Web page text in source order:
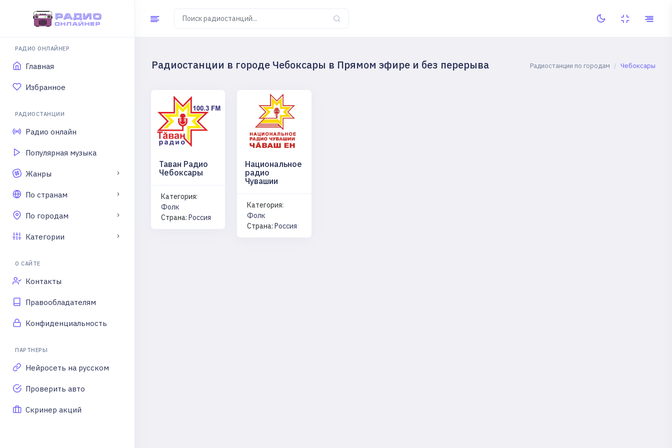
РАДИО ОНЛАЙНЕР
Главная
Избранное
РАДИОСТАНЦИИ
Радио онлайн
Популярная музыка
Жанры
По странам
По городам
Категории
О САЙТЕ
Контакты
Правообладателям
Конфиденциальность
ПАРТНЕРЫ
Нейросеть на русском
Проверить авто
Скринер акций
Радиостанции в городе Чебоксары в Прямом эфире и без перерыва Радиостанции по городам Чебоксары
Таван Радио
Чебоксары
Категория:
Фолк
Страна: Россия
Национальное
радио
Чувашии
Категория:
Фолк
Страна:Россия